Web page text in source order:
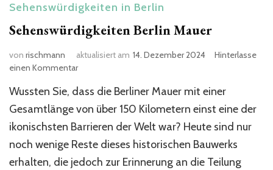
Sehenswürdigkeiten in Berlin
Sehenswürdigkeiten Berlin Mauer
von rischmann aktualisiert am 14. Dezember 2024
Hinterlasse
einen Kommentarzu
Berlin
Mauer
Wussten Sie, dass die Berliner Mauer mit einer
Gesamtlänge von über 150 Kilometern einst eine der
ikonischsten Barrieren der Welt war? Heute sind nur
noch wenige Reste dieses historischen Bauwerks
erhalten, die jedoch zur Erinnerung an die Teilung